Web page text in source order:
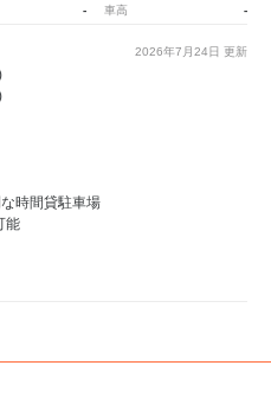
- 車高 -
2026年7月24日 更新
時間貸駐車場
能